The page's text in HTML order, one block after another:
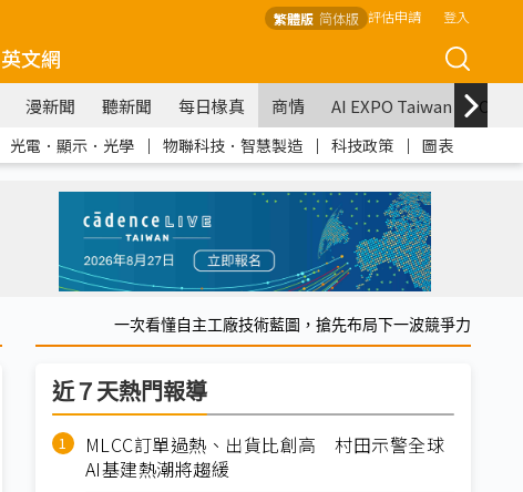
繁體版 简体版 評估申請 登入
英文網
漫新聞 聽新聞 每日椽真 商情 AI EXPO Taiwan
光電．顯示．光學 ｜ 物聯科技．智慧製造 ｜ 科技政策 ｜ 圖表
一次看懂自主工廠技術藍圖，搶先布局下一波競爭力
近７天熱門報導
MLCC訂單過熱、出貨比創高 村田示警全球
AI基建熱潮將趨緩